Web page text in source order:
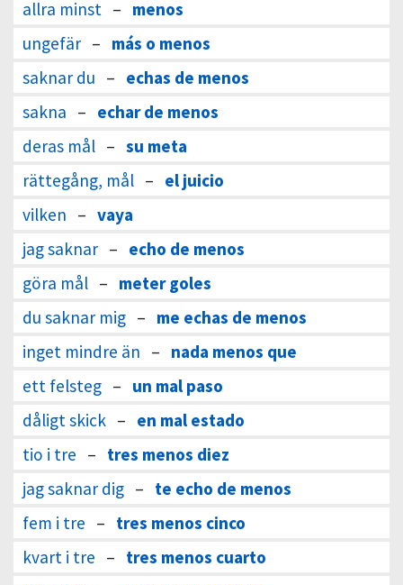
allra minst – menos
ungefär – más o menos
saknar du – echas de menos
sakna – echar de menos
deras mål – su meta
rättegång, mål – el juicio
vilken – vaya
jag saknar – echo de menos
göra mål – meter goles
du saknar mig – me echas de menos
inget mindre än – nada menos que
ett felsteg – un mal paso
dåligt skick – en mal estado
tio i tre – tres menos diez
jag saknar dig – te echo de menos
fem i tre – tres menos cinco
kvart i tre – tres menos cuarto